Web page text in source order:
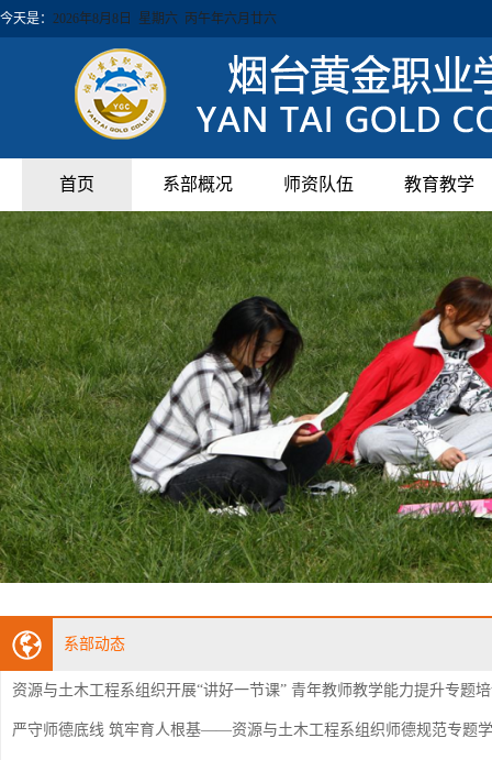
今天是： 2026年8月8日 星期六 丙午年六月廿六
首页 系部概况 师资队伍 教育教学
系部动态
资源与土木工程系组织开展“讲好一节课” 青年教师教学能力提升专题
严守师德底线 筑牢育人根基——资源与土木工程系组织师德规范专题